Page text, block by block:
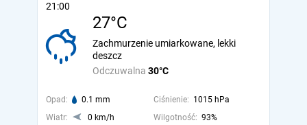
21:00
27°C
Odczuwalna 30°C
Zachmurzenie umiarkowane, lekki
deszcz
Opad: 0.1 mm Ciśnienie: 1015 hPa
Wiatr:
0 km/h Wilgotność: 93%